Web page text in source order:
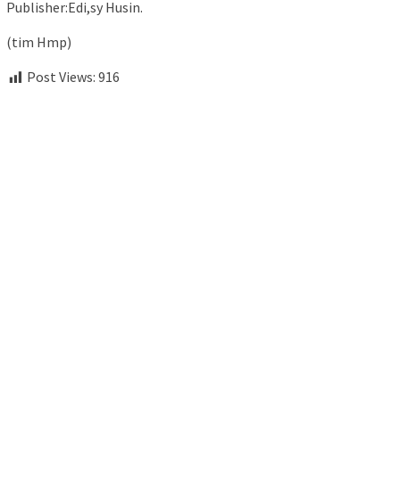
Publisher:Edi,sy Husin.
(tim Hmp)
Post Views: 916